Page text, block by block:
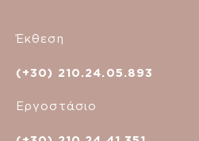
Έκθεση
(+30) 210.24.05.893
Εργοστάσιο